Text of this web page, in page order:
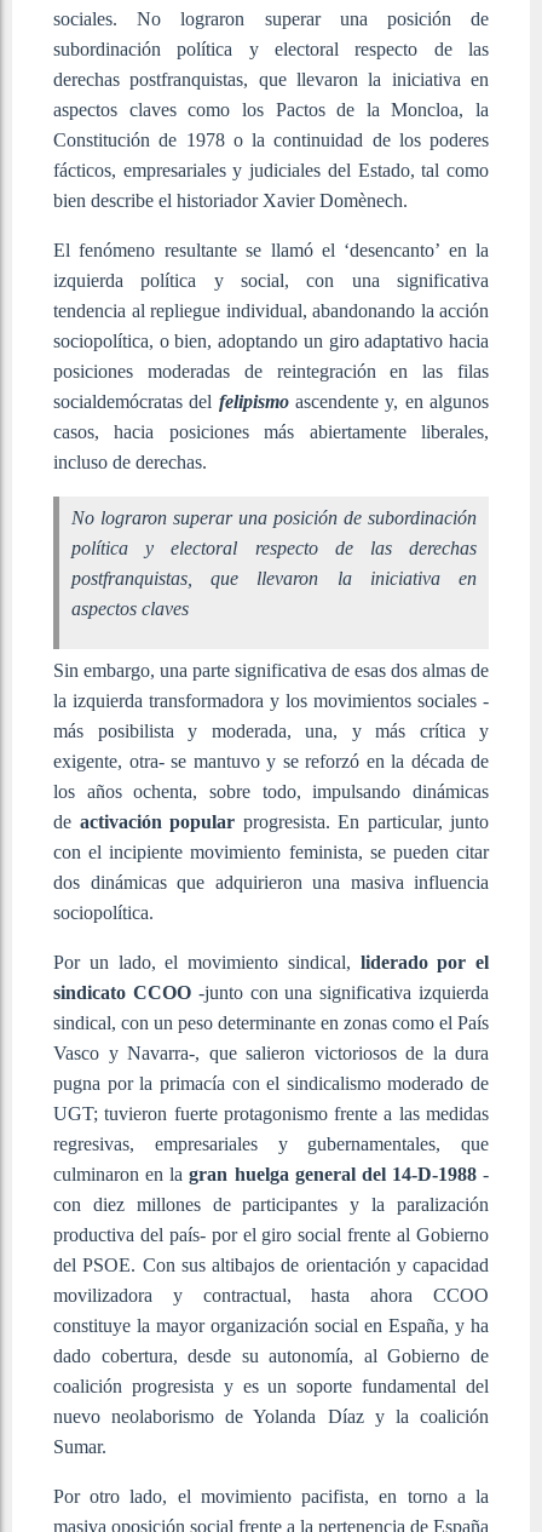
sociales. No lograron superar una posición de
subordinación política y electoral respecto de las
derechas postfranquistas, que llevaron la iniciativa en
aspectos claves como los Pactos de la Moncloa, la
Constitución de 1978 o la continuidad de los poderes
fácticos, empresariales y judiciales del Estado, tal como
bien describe el historiador Xavier Domènech.
El fenómeno resultante se llamó el ‘desencanto’ en la
izquierda política y social, con una significativa
tendencia al repliegue individual, abandonando la acción
sociopolítica, o bien, adoptando un giro adaptativo hacia
posiciones moderadas de reintegración en las filas
socialdemócratas del felipismoascendente y, en algunos
casos, hacia posiciones más abiertamente liberales,
incluso de derechas.
No lograron superar una posición de subordinación
política y electoral respecto de las derechas
postfranquistas, que llevaron la iniciativa en
aspectos claves
Sin embargo, una parte significativa de esas dos almas de
la izquierda transformadora y los movimientos sociales -
más posibilista y moderada, una, y más crítica y
exigente, otra- se mantuvo y se reforzó en la década de
los años ochenta, sobre todo, impulsando dinámicas
de activación popular progresista. En particular, junto
con el incipiente movimiento feminista, se pueden citar
dos dinámicas que adquirieron una masiva influencia
sociopolítica.
Por un lado, el movimiento sindical, liderado por el
sindicato CCOO-junto con una significativa izquierda
sindical, con un peso determinante en zonas como el País
Vasco y Navarra-, que salieron victoriosos de la dura
pugna por la primacía con el sindicalismo moderado de
UGT; tuvieron fuerte protagonismo frente a las medidas
regresivas, empresariales y gubernamentales, que
culminaron en lagran huelga general del 14-D-1988-
con diez millones de participantes y la paralización
productiva del país- por el giro social frente al Gobierno
del PSOE. Con sus altibajos de orientación y capacidad
movilizadora y contractual, hasta ahora CCOO
constituye la mayor organización social en España, y ha
dado cobertura, desde su autonomía, al Gobierno de
coalición progresista y es un soporte fundamental del
nuevo neolaborismo de Yolanda Díaz y la coalición
Sumar.
Por otro lado, el movimiento pacifista, en torno a la
masiva oposición social frente a la pertenencia de España